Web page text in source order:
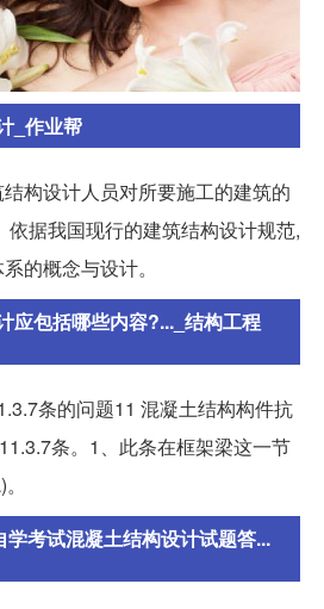
_作业帮
构设计人员对所要施工的建筑的
据我国现行的建筑结构设计规范,
的概念与设计。
应包括哪些内容?..._结构工程
条的问题11 混凝土结构构件抗
条。1、此条在框架梁这一节
考试混凝土结构设计试题答...